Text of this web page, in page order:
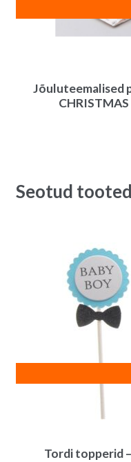
Jõuluteemalised
Seotud tooted
Tordi topperid